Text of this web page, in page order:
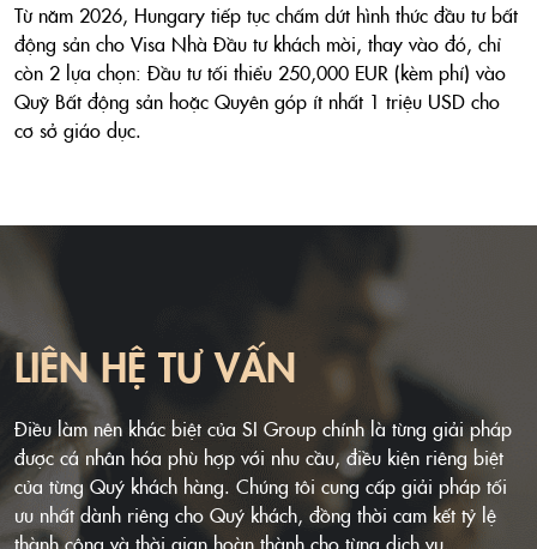
Từ năm 2026, Hungary tiếp tục chấm dứt hình thức đầu tư bất
động sản cho Visa Nhà Đầu tư khách mời, thay vào đó, chỉ
còn 2 lựa chọn: Đầu tư tối thiểu 250,000 EUR (kèm phí) vào
Quỹ Bất động sản hoặc Quyên góp ít nhất 1 triệu USD cho
cơ sở giáo dục.
LIÊN HỆ TƯ VẤN
Điều làm nên khác biệt của SI Group chính là từng giải pháp
được cá nhân hóa phù hợp với nhu cầu, điều kiện riêng biệt
của từng Quý khách hàng. Chúng tôi cung cấp giải pháp tối
ưu nhất dành riêng cho Quý khách, đồng thời cam kết tỷ lệ
thành công và thời gian hoàn thành cho từng dịch vụ.